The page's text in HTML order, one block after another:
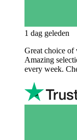
1 dag geleden
Great choice of
Amazing
every week.